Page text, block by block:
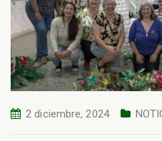
2 diciembre, 2024